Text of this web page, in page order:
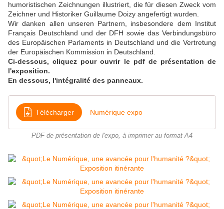
humoristischen Zeichnungen illustriert, die für diesen Zweck vom
Zeichner und Historiker Guillaume Doizy angefertigt wurden.
Wir danken allen unseren Partnern, insbesondere dem Institut
Français Deutschland und der DFH sowie das Verbindungsbüro
des Europäischen Parlaments in Deutschland und die Vertretung
der Europäischen Kommission in Deutschland.
Ci-dessous, cliquez pour ouvrir le pdf de présentation de
l'exposition.
En dessous, l'intégralité des panneaux.
Télécharger Numérique expo
PDF de présentation de l'expo, à imprimer au format A4